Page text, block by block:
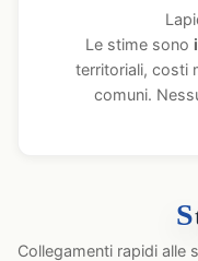
Le stime sono
territoriali, costi
comuni.
S
Collegamenti rapidi alle